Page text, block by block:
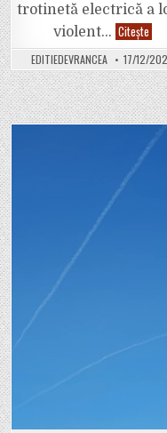
trotinetă electrică a
violent… CiteșteVideo.
Un
de
10
ani,
lovit
de
un
tânăr
aflat
EDITIEDEVRANCEA 17/12/